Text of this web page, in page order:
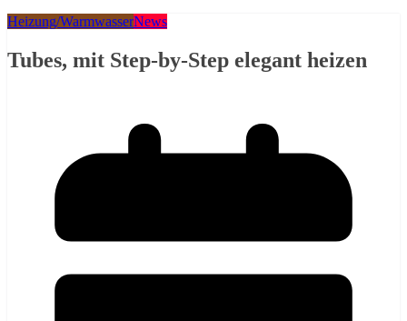
Heizung/WarmwasserNews
Tubes, mit Step-by-Step elegant heizen